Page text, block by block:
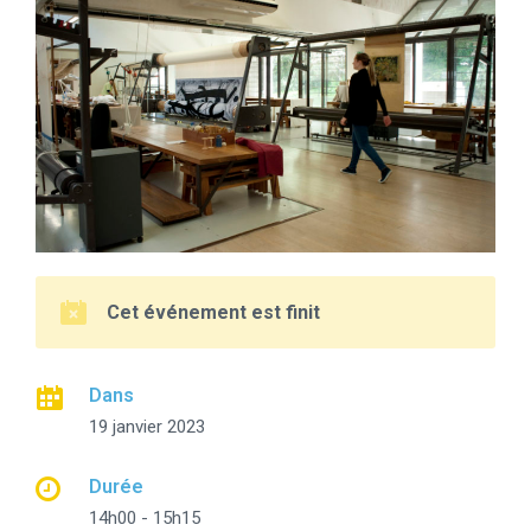
Cet événement est finit
Dans
19 janvier 2023
Durée
14h00 - 15h15